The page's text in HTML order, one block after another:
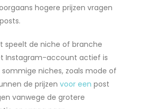
hogere prijzen vragen
speelt de niche of branche
Instagram-account actief is
sommige niches, zoals mode of
de prijzen voor een post
vanwege de grotere